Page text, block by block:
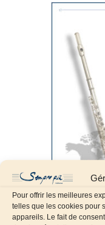
Pour offrir les meilleures
telles que les cookies pour
appareils. Le fait de